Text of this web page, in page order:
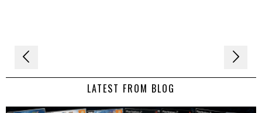
Navigation
de LATEST FROM BLOG